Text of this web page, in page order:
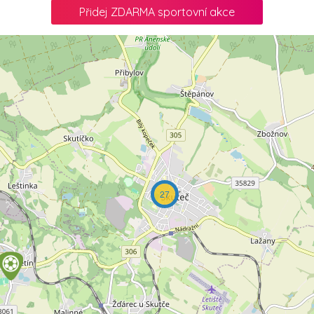
Přidej ZDARMA sportovní akce
27